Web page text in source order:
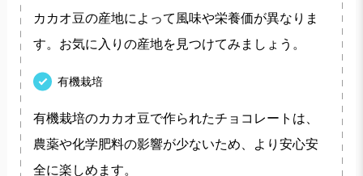
カカオ豆の産地によって風味や栄養価が異なりま
す。お気に入りの産地を見つけてみましょう。
有機栽培
有機栽培のカカオ豆で作られたチョコレートは、
農薬や化学肥料の影響が少ないため、より安心安
全に楽しめます。